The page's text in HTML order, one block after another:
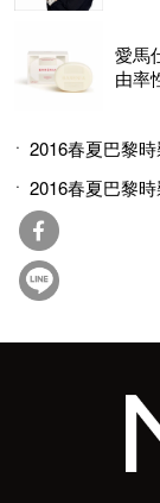
愛馬
由率
2016春夏巴黎
2016春夏巴黎